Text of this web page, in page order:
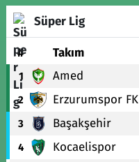
Süper Lig
# Takım
1 Amed
2 Erzurumspor FK
3 Başakşehir
4 Kocaelispor